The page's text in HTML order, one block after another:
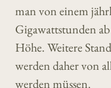
man von einem
Gigawattstunden
Höhe. Weitere
werden daher von
werden müssen.